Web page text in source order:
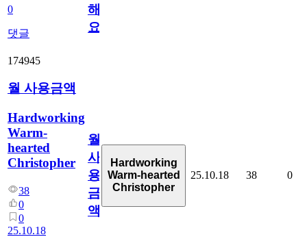
0
댓글
해
요
174945
월 사용금액
Hardworking
Warm-
hearted
Christopher
38
0
0
25.10.18
월
사
용
금
액
Hardworking
Warm-hearted
Christopher
25.10.18 38 0